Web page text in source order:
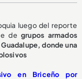
luego del reporte
degrupos armados
donde una
en Briceño por